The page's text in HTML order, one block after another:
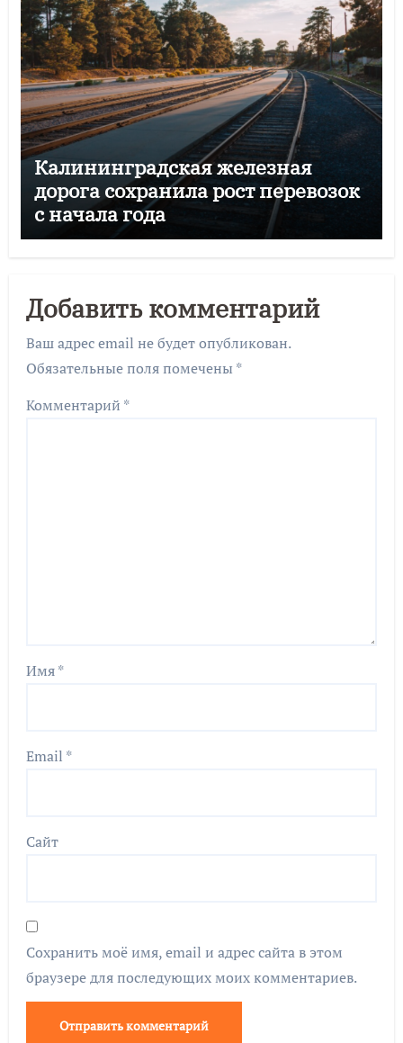
Калининградская железная
дорога сохранила рост перевозок
с начала года
Добавить комментарий
Ваш адрес email не будет опубликован.
Обязательные поля помечены *
Комментарий *
Имя*
Email *
Сайт
Сохранить моё имя, email и адрес сайта в этом
браузере для последующих моих комментариев.